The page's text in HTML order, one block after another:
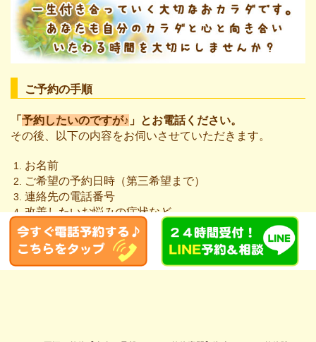
ご予約の手順
「 予約したいのですが♪ 」とお電話ください。
その後、以下の内容をお伺いさせていただきます。
お名前
ご希望の予約日時（第三希望まで）
連絡先の電話番号
改善したいお悩みの症状など
ご相談（要予約）は 無料 です。お気軽にご連絡ください。